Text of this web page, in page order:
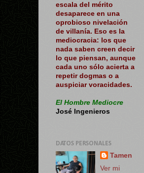
escala del mérito
desaparece en una
oprobioso nivelación
de villanía. Eso es la
mediocracia: los que
nada saben creen decir
lo que piensan, aunque
cada uno sólo acierta a
repetir dogmas o a
auspiciar voracidades.
El Hombre Mediocre
José Ingenieros
DATOS PERSONALES
Tamen
Ver mi